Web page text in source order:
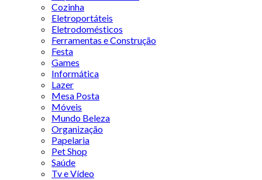
Cozinha
Eletroportáteis
Eletrodomésticos
Ferramentas e Construção
Festa
Games
Informática
Lazer
Mesa Posta
Móveis
Mundo Beleza
Organização
Papelaria
Pet Shop
Saúde
Tv e Vídeo